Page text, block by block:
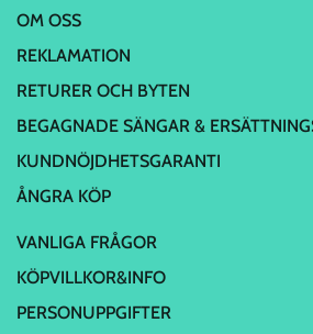
OM OSS
REKLAMATION
RETURER OCH BYTEN
BEGAGNADE SÄNGAR &
KUNDNÖJDHETSGARANTI
ÅNGRA KÖP
VANLIGA FRÅGOR
KÖPVILLKOR&INFO
PERSONUPPGIFTER